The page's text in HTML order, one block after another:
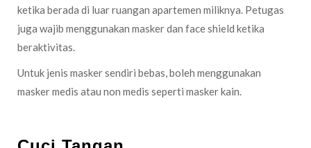
ketika berada di luar ruangan apartemen miliknya. Petugas
juga wajib menggunakan masker dan face shield ketika
beraktivitas.
Untuk jenis masker sendiri bebas, boleh menggunakan
masker medis atau non medis seperti masker kain.